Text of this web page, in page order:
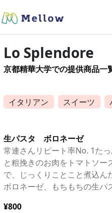
Lo Splendore
京都精華大学での提供商品一
イタリアン スイーツ
生パスタ ボロネーゼ
常連さんリピート率No. 1た
と粗挽きのお肉をトマトソー
で、じっくりことこと煮込ん
ボロネーゼ、もちもちの生パ
¥800